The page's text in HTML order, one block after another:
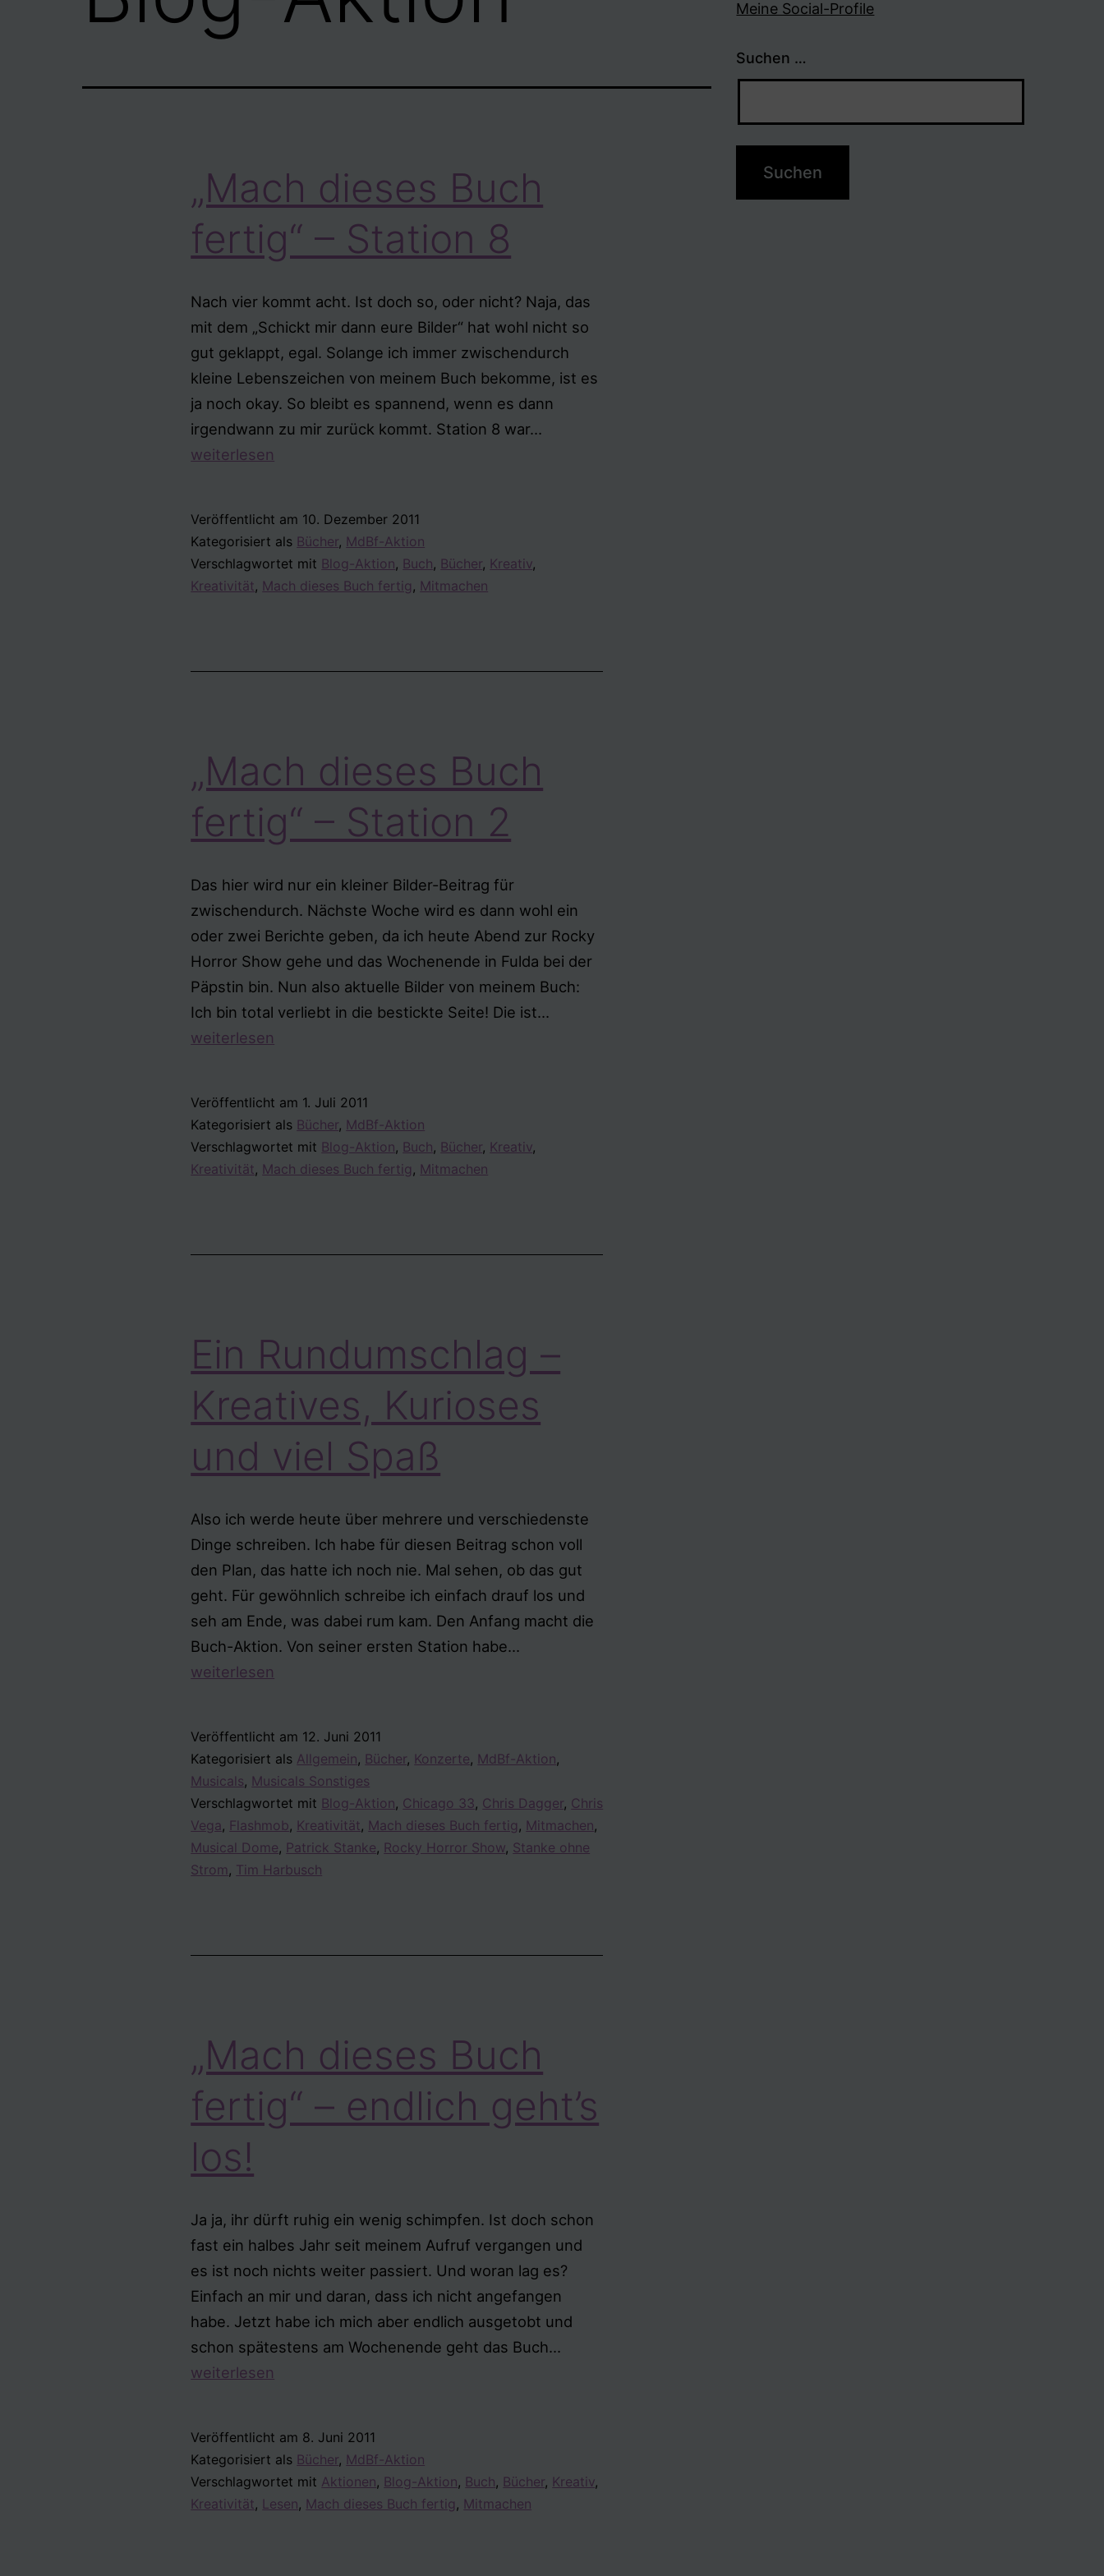
„Mach dieses Buch
fertig“ – Station 8
Nach vier kommt acht. Ist doch so, oder nicht? Naja, das
mit dem „Schickt mir dann eure Bilder“ hat wohl nicht so
gut geklappt, egal. Solange ich immer zwischendurch
kleine Lebenszeichen von meinem Buch bekomme, ist es
ja noch okay. So bleibt es spannend, wenn es dann
irgendwann zu mir zurück kommt. Station 8 war…
weiterlesen
Veröffentlicht am 10. Dezember 2011
Kategorisiert als Bücher, MdBf-Aktion
Verschlagwortet mit Blog-Aktion, Buch, Bücher, Kreativ,
Kreativität, Mach dieses Buch fertig , Mitmachen
„Mach dieses Buch
fertig“ – Station 2
Das hier wird nur ein kleiner Bilder-Beitrag für
zwischendurch. Nächste Woche wird es dann wohl ein
oder zwei Berichte geben, da ich heute Abend zur Rocky
Horror Show gehe und das Wochenende in Fulda bei der
Päpstin bin. Nun also aktuelle Bilder von meinem Buch:
Ich bin total verliebt in die bestickte Seite! Die ist…
weiterlesen
Veröffentlicht am 1. Juli 2011
Kategorisiert als Bücher, MdBf-Aktion
Verschlagwortet mit Blog-Aktion, Buch, Bücher, Kreativ,
Kreativität, Mach dieses Buch fertig , Mitmachen
Ein Rundumschlag –
Kreatives, Kurioses
und viel Spaß
Also ich werde heute über mehrere und verschiedenste
Dinge schreiben. Ich habe für diesen Beitrag schon voll
den Plan, das hatte ich noch nie. Mal sehen, ob das gut
geht. Für gewöhnlich schreibe ich einfach drauf los und
seh am Ende, was dabei rum kam. Den Anfang macht die
Buch-Aktion. Von seiner ersten Station habe…
viel
Spaß
weiterlesen
Veröffentlicht am 12. Juni 2011
Kategorisiert als Allgemein, Bücher, Konzerte, MdBf-Aktion,
Musicals, Musicals Sonstiges
Verschlagwortet mit Blog-Aktion, Chicago 33, Chris Dagger, Chris
Vega, Flashmob, Kreativität, Mach dieses Buch fertig , Mitmachen,
Musical Dome, Patrick Stanke, Rocky Horror Show, Stanke ohne
Strom, Tim Harbusch
„Mach dieses Buch
fertig“ – endlich geht’s
los!
Ja ja, ihr dürft ruhig ein wenig schimpfen. Ist doch schon
fast ein halbes Jahr seit meinem Aufruf vergangen und
es ist noch nichts weiter passiert. Und woran lag es?
Einfach an mir und daran, dass ich nicht angefangen
habe. Jetzt habe ich mich aber endlich ausgetobt und
schon spätestens am Wochenende geht das Buch…
endlich
weiterlesen
Veröffentlicht am 8. Juni 2011
Kategorisiert als Bücher, MdBf-Aktion
Verschlagwortet mit Aktionen, Blog-Aktion, Buch, Bücher, Kreativ,
Kreativität, Lesen, Mach dieses Buch fertig , Mitmachen
Meine Social-Profile
Suchen …